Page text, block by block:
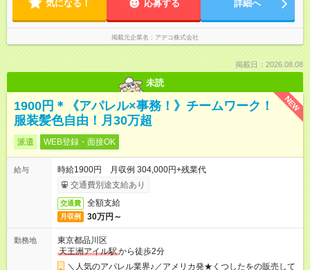
気になる！ 応募する 詳細へ
掲載元企業名 アデコ株式会社
掲載日：2026.08.08
未読
NEW
1900円＊《アパレル×事務！》チームワーク！
服装髪色自由！月30万超
派遣 WEB登録・面接OK
給与
時給1900円 月収例 304,000円+残業代
交通費別途支給あり
交通費 全額支給
月収例 30万円～
勤務地
東京都品川区
天王洲アイル駅から徒歩2分
＼人気のアパレル業界♪／アメリカ発★くつしたをの販売して